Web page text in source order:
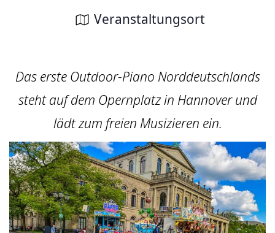
Veranstaltungsort
Das erste Outdoor-Piano Norddeutschlands
steht auf dem Opernplatz in Hannover und
lädt zum freien Musizieren ein.